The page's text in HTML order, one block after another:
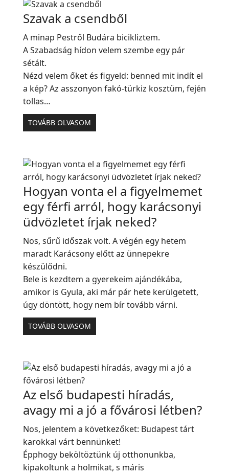
Szavak a csendből
A minap Pestről Budára bicikliztem.
A Szabadság hídon velem szembe egy pár
sétált.
Nézd velem őket és figyeld: benned mit indít el
a kép? Az asszonyon fakó-türkiz kosztüm, fején
tollas…
TOVÁBB OLVASOM
Hogyan vonta el a figyelmemet
egy férfi arról, hogy karácsonyi
üdvözletet írjak neked?
Nos, sűrű időszak volt. A végén egy hetem
maradt Karácsony előtt az ünnepekre
készülődni.
Bele is kezdtem a gyerekeim ajándékába,
amikor is Gyula, aki már pár hete kerülgetett,
úgy döntött, hogy nem bír tovább várni.
TOVÁBB OLVASOM
Az első budapesti híradás,
avagy mi a jó a fővárosi létben?
Nos, jelentem a következőket: Budapest tárt
karokkal várt bennünket!
Épphogy beköltöztünk új otthonunkba,
kipakoltunk a holmikat, s máris